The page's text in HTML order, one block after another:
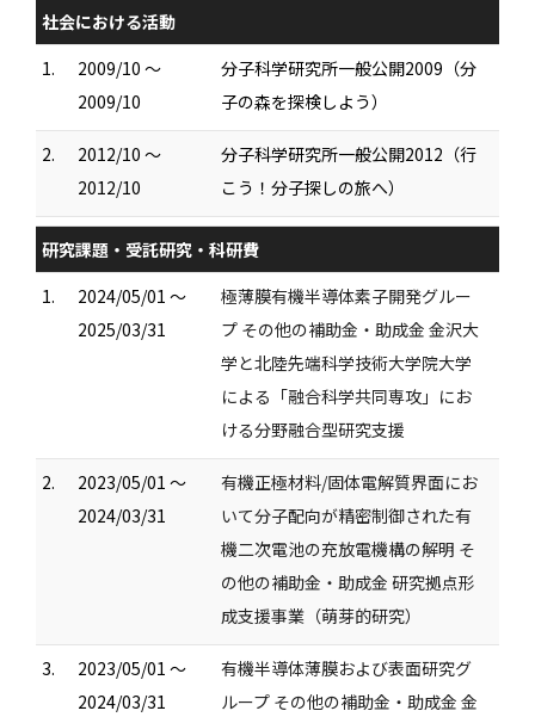
社会における活動
1.
2009/10 ～
2009/10
分子科学研究所一般公開2009（分
子の森を探検しよう）
2.
2012/10 ～
2012/10
分子科学研究所一般公開2012（行
こう！分子探しの旅へ）
研究課題・受託研究・科研費
1.
2024/05/01 ～
2025/03/31
極薄膜有機半導体素子開発グルー
プ その他の補助金・助成金 金沢大
学と北陸先端科学技術大学院大学
による「融合科学共同専攻」にお
ける分野融合型研究支援
2.
2023/05/01 ～
2024/03/31
有機正極材料/固体電解質界面にお
いて分子配向が精密制御された有
機二次電池の充放電機構の解明 そ
の他の補助金・助成金 研究拠点形
成支援事業（萌芽的研究）
3.
2023/05/01 ～
2024/03/31
有機半導体薄膜および表面研究グ
ループ その他の補助金・助成金 金